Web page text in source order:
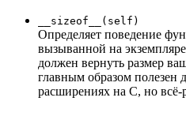
__sizeof__(self)
Определяет поведение
вызыванной на
должен вернуть размер
главным образом полезен
расширениях на C, но всё-